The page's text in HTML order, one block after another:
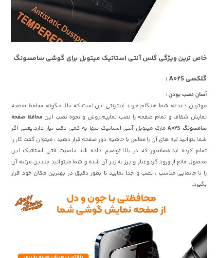
خاص ترین ویژگی گلس آنتی استاتیک میتوبل برای گوشی سامسونگ
گلکسی A02S :
آسان نصب بودن :
مهترین دغدغه شما هنگام خرید اینترنتی این است که حالا چگونه محافظ صفحه
نمایش شفاف و تمام صفحه را نصب نماییم.روش و نحوه نصب اینمحافظ صفحه
سامسونگ A02S
مارک میتوبل آنتی استاتیک تنها به کمی دقت نیاز دارد.یعنی اگر
شما بتوانید لبه های آن را مماس با حاشیه دور صفحه قرار دهید ، میتوان گفت کار را
تمام کرده اید.همانطور که در بالا توضیح داده شد خاصیت آنتی استاتیک این
محصول مانع از ورود گردوغبار و پرز به زیر آن شده و شما میتوانید چندین مرتبه آن
را تا جانمایی مناسب ، نصب و جدا نمایید تا بطور دقیق در بهترین مکان خود قرار
بگیرد.